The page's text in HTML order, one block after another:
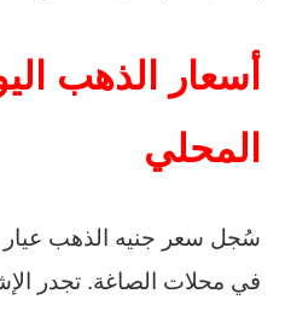
أسعار الذهب
المحلي
في محلات الصاغة. تجدر